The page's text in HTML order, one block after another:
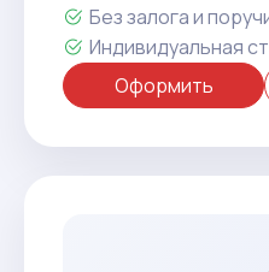
Без залога и
Индивидуальная
Оформить